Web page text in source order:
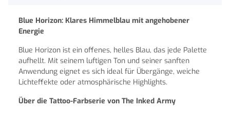
Blue Horizon: Klares Himmelblau mit angehobener
Energie
Blue Horizon ist ein offenes, helles Blau, das jede Palette
aufhellt. Mit seinem luftigen Ton und seiner sanften
Anwendung eignet es sich ideal für Übergänge, weiche
Lichteffekte oder atmosphärische Highlights.
Über die Tattoo-Farbserie von The Inked Army